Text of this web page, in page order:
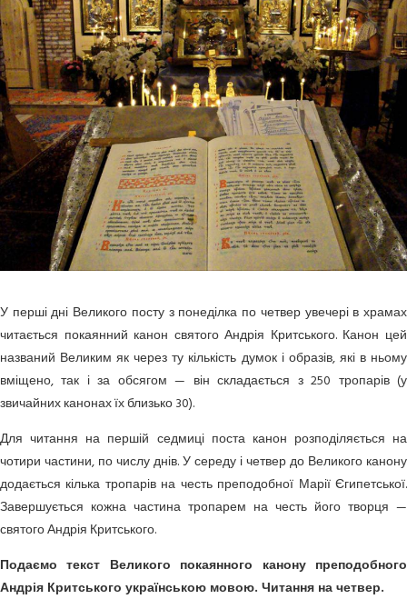
У перші дні Великого посту з понеділка по четвер увечері в храмах
читається покаянний канон святого Андрія Критського. Канон цей
названий Великим як через ту кількість думок і образів, які в ньому
вміщено, так і за обсягом — він складається з 250 тропарів (у
звичайних канонах їх близько 30).
Для читання на першій седмиці поста канон розподіляється на
чотири частини, по числу днів. У середу і четвер до Великого канону
додається кілька тропарів на честь преподобної Марії Єгипетської.
Завершується кожна частина тропарем на честь його творця —
святого Андрія Критського.
Подаємо текст Великого покаянного канону преподобного
Андрія Критського українською мовою. Читання на четвер.